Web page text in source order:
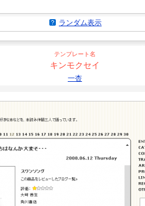
ランダム表示
テンプレート名
キンモクセイ
一杏